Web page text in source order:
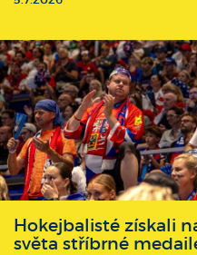
Hokejbalisté získali
světa stříbrné